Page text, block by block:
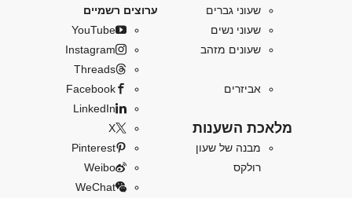
שעוני גברים
שעוני נשים
שעונים מזהב
אביזרים
מלאכת השענות
מבנה של שעון
רולקס
ערוצים רשמיים
YouTube
Instagram
Threads
Facebook
LinkedIn
X
Pinterest
Weibo
WeChat